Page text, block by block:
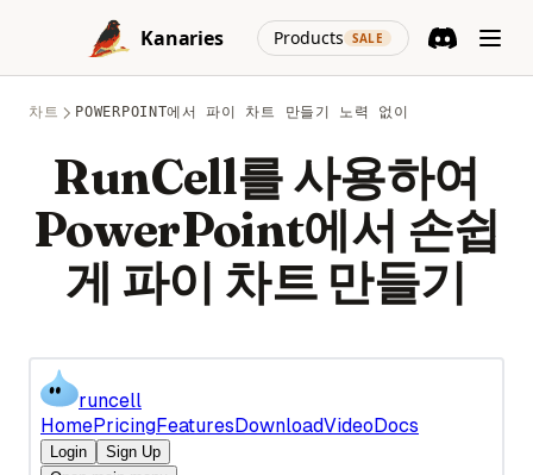
Skip to content
Kanaries
Products SALE
(opens in a
데이터를 빠르게 시각화하는 최고의 방법: 스노우플레이크 시각
Supabase Edge Runtime: 서버리스 함수 개발의 간소화
2023년을 위한 최고의 대시보드 소프트웨어: 비즈니스를 모니터
링하는 최고의 도구
이 최고의 데이터 모델링 도구를 사용해 보았습니다. 제 리뷰는
다음과 같습니다.
성능 저하 없음 - 최고의 데이터 품질 도구 검토
에어테이블 데이터 시각화: 성공을 위한 도구와 기술
Apache Spark 데이터 시각화의 궁극적인 가이드
윈도우 코파일럿: 첫 번째 봐
훌륭하고 안정적인 확산 프롬프트를 손쉽게 작성하는 방법
InternGPT: Expanding Interactions with ChatGPT Beyond
Pointing
Is Chat GPT Plus Worth It? A Quick Review
Mind
Is GPT-4 Free? Everything You Need to Know About GPT-4 is
Here
LLM Jailbreak Research Papers
LLM 탈옥 연구 논문
LlamaIndex: Combine Your Data Framework with ChatGPT
LlamaIndex: Data Framework와 ChatGPT를 결합하세요
Longterm Memory ChatGPT? LTM-1: A LLM with 5 Million
Pandas 데이터프레임에서 NaN 값 확인하는 방법
Pandas 데이터프레임을 NumPy 어레이로 변환하는 포괄적인
가이드
Pandas 문자열 연산: 벡터화된 텍스트 클리닝 (2025 가이드)
Pandas 열 삭제: DataFrame에서 열을 제거하는 방법
Pandas 피벗 테이블: Excel처럼 데이터 요약·재구성하기 (가이
Pandas 행 필터링: Python에서 조건별로 데이터 선택하기
Pandas: Find and Filter Values in a DataFrame Column
SQL
Pandasql - SQL로 DataFrame을 조회하는 Python 패키지
Pandas에서 'No Module Named' 오류 해결: 상세 가이드
Python Lambda 함수: 실용적인 예제로 배우는 명확한 가이드
Examples and Performance Tips
Python Logging: The Complete Guide to Logging in Python
Python Make Beautiful Soup Faster: Improve Your Web
Scraping Efficiencies Now!
Python Match Case: Structural Pattern Matching Explained
(Python 3.10+)
Python Multiprocessing: Parallel Processing Guide for
Speed
Python Multiprocessing: 속도를 위한 병렬 처리 가이드
차트 POWERPOINT에서 파이 차트 만들기 노력 없이
RunCell를 사용하여
PowerPoint에서 손쉽
게 파이 차트 만들기